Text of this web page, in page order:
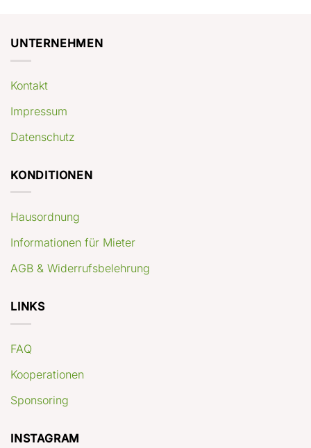
UNTERNEHMEN
Kontakt
Impressum
Datenschutz
KONDITIONEN
Hausordnung
Informationen für Mieter
AGB & Widerrufsbelehrung
LINKS
FAQ
Kooperationen
Sponsoring
INSTAGRAM